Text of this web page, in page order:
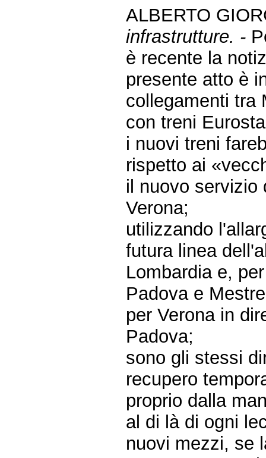
ALBERTO
infrastrutture. -
è recente la
presente atto è
collegamenti tra
con treni
i nuovi treni
rispetto ai
il nuovo servizio
Verona;
utilizzando
futura linea
Lombardia e,
Padova e
per Verona in
Padova;
sono gli stessi
recupero
proprio dalla
al di là di ogni
nuovi mezzi, se